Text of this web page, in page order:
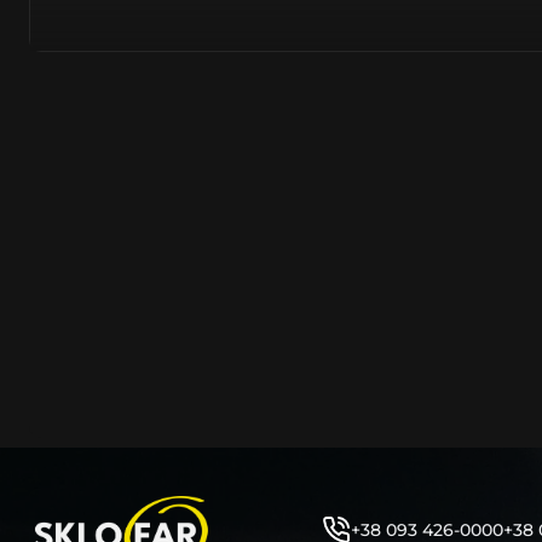
як це часто пропонують автосервіси та автодилери.
заощадити та придбати тільки те, що потребує
+38 093 426-0000+38